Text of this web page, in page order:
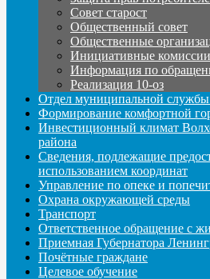
Совет старост
Общественный совет
Общественные
Инициативные комиссии
Информация по
Реализация 10-оз
Отдел муниципальной службы
Формирование комфортной
Инвестиционный климат
района
Сведения, подлежащие
использованием координат
Управление по опеке и
Охрана окружающей среды
Транспорт
Ответственное обращение с
Приемная Губернатора
Почётные граждане
Целевое обучение